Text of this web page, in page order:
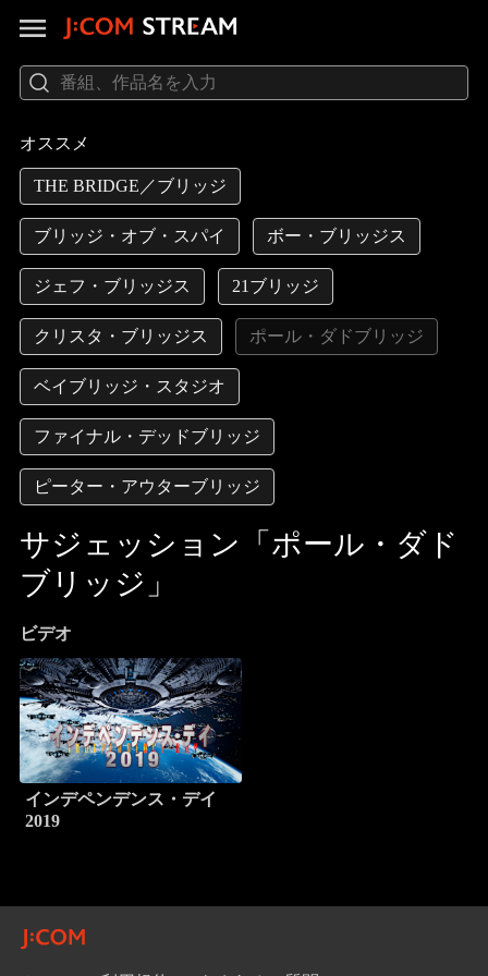
オススメ
THE BRIDGE／ブリッジ
ブリッジ・オブ・スパイ ボー・ブリッジス
ジェフ・ブリッジス 21ブリッジ
クリスタ・ブリッジス ポール・ダドブリッジ
ベイブリッジ・スタジオ
ファイナル・デッドブリッジ
ピーター・アウターブリッジ
サジェッション「ポール・ダド
ブリッジ」
ビデオ
インデペンデンス・デイ
2019